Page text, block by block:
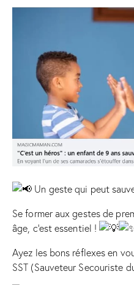
Un geste qui peut
Se former aux gestes de
âge, c’est essentiel !
Ayez les bons réflexes en
SST (Sauveteur Secouriste